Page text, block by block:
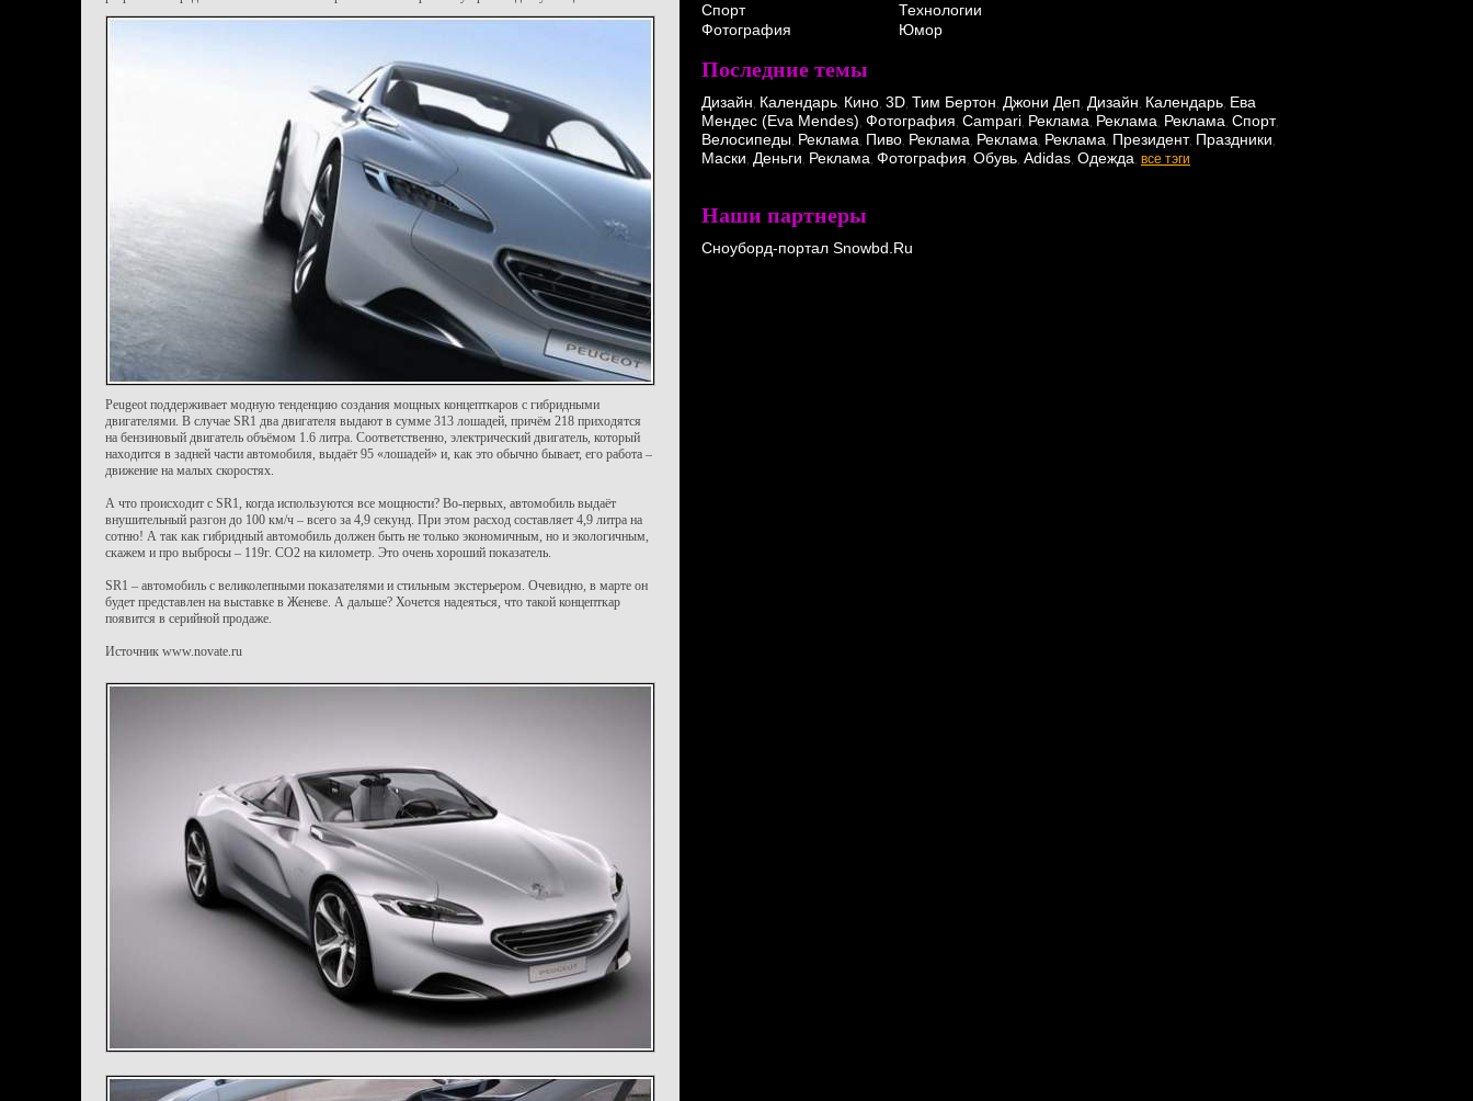
Peugeot поддерживает модную тенденцию создания мощных концепткаров с гибридными
двигателями. В случае SR1 два двигателя выдают в сумме 313 лошадей, причём 218 приходятся
на бензиновый двигатель объёмом 1.6 литра. Соответственно, электрический двигатель, который
находится в задней части автомобиля, выдаёт 95 «лошадей» и, как это обычно бывает, его работа –
движение на малых скоростях.
А что происходит с SR1, когда используются все мощности? Во-первых, автомобиль выдаёт
внушительный разгон до 100 км/ч – всего за 4,9 секунд. При этом расход составляет 4,9 литра на
сотню! А так как гибридный автомобиль должен быть не только экономичным, но и экологичным,
скажем и про выбросы – 119г. CO2 на километр. Это очень хороший показатель.
SR1 – автомобиль с великолепными показателями и стильным экстерьером. Очевидно, в марте он
будет представлен на выставке в Женеве. А дальше? Хочется надеяться, что такой концепткар
появится в серийной продаже.
Источник www.novate.ru
Спорт
Технологии
Фотография
Юмор
Последние темы
Дизайн, Календарь, Кино, 3D, Тим Бертон, Джони Деп, Дизайн, Календарь, Ева
Мендес (Eva Mendes), Фотография, Campari, Реклама, Реклама, Реклама, Спорт,
Велосипеды, Реклама, Пиво, Реклама, Реклама, Реклама, Президент, Праздники,
Маски, Деньги, Реклама, Фотография, Обувь, Adidas, Одежда, все тэги
Наши партнеры
Сноуборд-портал Snowbd.Ru